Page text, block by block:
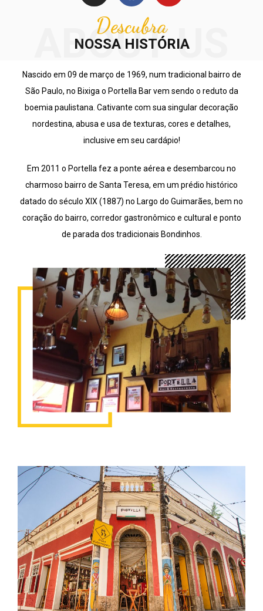
Descubra
NOSSA HISTÓRIA
ABOUT US
Nascido em 09 de março de 1969, num tradicional bairro de
São Paulo, no Bixiga o Portella Bar vem sendo o reduto da
boemia paulistana. Cativante com sua singular decoração
nordestina, abusa e usa de texturas, cores e detalhes,
inclusive em seu cardápio!
Em 2011 o Portella fez a ponte aérea e desembarcou no
charmoso bairro de Santa Teresa, em um prédio histórico
datado do século XIX (1887) no Largo do Guimarães, bem no
coração do bairro, corredor gastronômico e cultural e ponto
de parada dos tradicionais Bondinhos.